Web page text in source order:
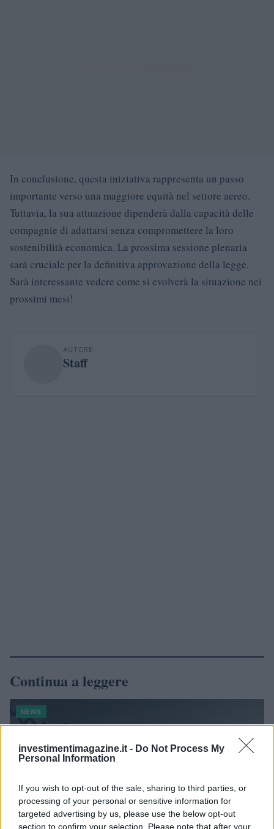
investimentimagazine.it - Do Not Process My
Personal Information
If you wish to opt-out of the sale, sharing to third parties, or
processing of your personal or sensitive information for
targeted advertising by us, please use the below opt-out
section to confirm your selection. Please note that after your
In conclusione, questa iniziativa rappresenta un passo
importante verso una maggiore equità nel settore aereo.
Tuttavia, la sua attuazione dipenderà dalla capacità delle
compagnie di adattarsi senza compromettere la loro
sostenibilità economica. La prossima sessione plenaria
sarà cruciale per la definitiva approvazione della legge.
Sarà interessante vedere come si evolverà la situazione nei
prossimi mesi!
AUTORE
Staff
Continua a leggere
NEWS